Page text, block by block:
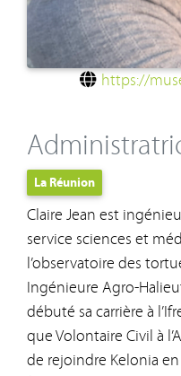
https://
La Réunion
Claire Jean est
service sciences et
l’observatoire des
Ingénieure Agro-
débuté sa carrière à
que Volontaire Civil à
de rejoindre Kelonia